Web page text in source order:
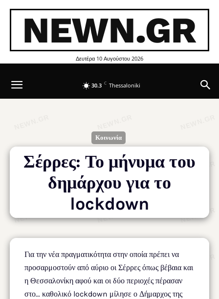
NEWN.GR
Δευτέρα 10 Αυγούστου 2026
30.3 C Thessaloniki
Κοινωνία
Σέρρες: Το μήνυμα του
δημάρχου για το
lockdown
Για την νέα πραγματικότητα στην οποία πρέπει να
προσαρμοστούν από αύριο οι Σέρρες όπως βέβαια και
η Θεσσαλονίκη αφού και οι δύο περιοχές πέρασαν
στο… καθολικό lockdown μίλησε ο Δήμαρχος της